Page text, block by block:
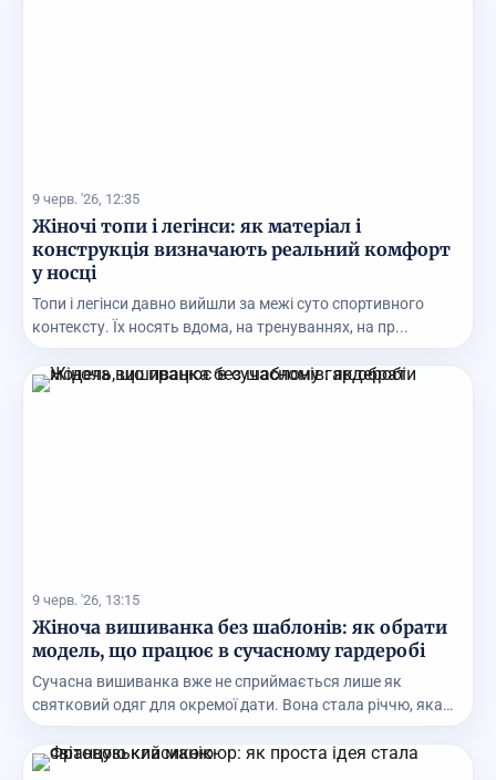
9 черв. '26, 12:35
Жіночі топи і легінси: як матеріал і
конструкція визначають реальний комфорт
у носці
Топи і легінси давно вийшли за межі суто спортивного
контексту. Їх носять вдома, на тренуваннях, на пр...
9 черв. '26, 13:15
Жіноча вишиванка без шаблонів: як обрати
модель, що працює в сучасному гардеробі
Сучасна вишиванка вже не сприймається лише як
святковий одяг для окремої дати. Вона стала річчю, яка